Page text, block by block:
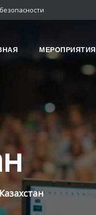
МЕРОПРИЯТИЯ
Казахстан